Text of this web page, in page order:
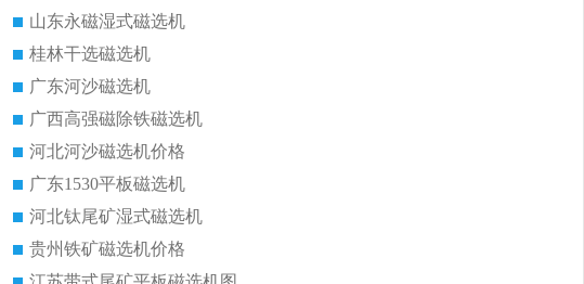
山东永磁湿式磁选机
桂林干选磁选机
广东河沙磁选机
广西高强磁除铁磁选机
河北河沙磁选机价格
广东1530平板磁选机
河北钛尾矿湿式磁选机
贵州铁矿磁选机价格